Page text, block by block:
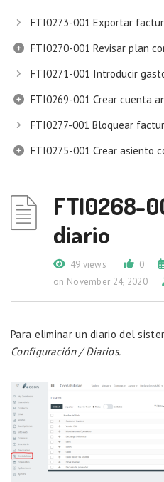
FTI0273-001 Exportar
FTI0270-001 Revisar plan
FTI0271-001 Introducir
FTI0269-001 Crear cuenta
FTI0277-001 Bloquear
FTI0275-001 Crear asiento
FTI0268-
diario
49 views 0
on November 24, 2020
Para eliminar un diario del
Configuración / Diarios.